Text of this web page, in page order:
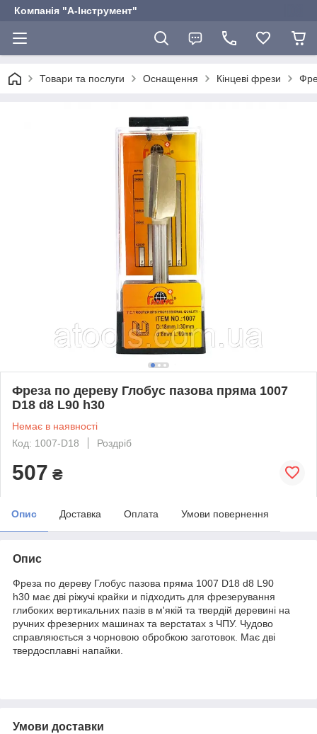
Компанія "А-Інструмент"
Товари та послуги Оснащення Кінцеві фрези
Фреза по дереву Глобус пазова пряма 1007
D18 d8 L90 h30
Немає в наявності
Код: 1007-D18
Роздріб
507 ₴
Опис Доставка Оплата Умови повернення
Опис
Фреза по дереву Глобус пазова пряма 1007 D18 d8 L90
h30 має дві ріжучі крайки и підходить для фрезерування
глибоких вертикальних пазів в м'якій та твердій деревині на
ручних фрезерних машинах та верстатах з ЧПУ. Чудово
справляюється з чорновою обробкою заготовок. Має дві
твердосплавні напайки.
Умови доставки